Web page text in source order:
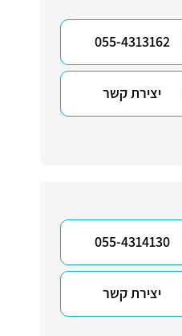
055-4313162
יצירת קשר
055-4314130
יצירת קשר